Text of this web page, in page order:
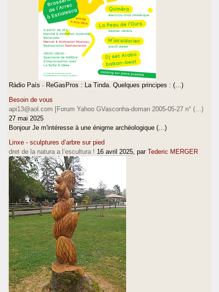
Ràdio País · ReGasPros : La Tinda. Quelques principes : (…)
Besoin de vous
api13@aol.com [Forum Yahoo GVasconha-doman 2005-05-27 n° (…)
27 mai 2025
Bonjour Je m'intéresse à une énigme archéologique (…)
Linxe - sculptures d’arbre sur pied
dret de la natura a l’escultura ! 16 avril 2025 , par Tederic MERGER